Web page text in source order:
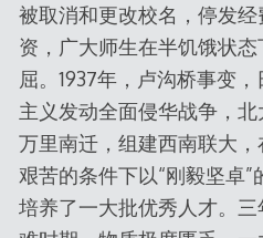
被取消和更改校名，停发经
资，广大师生在半饥饿状
屈。1937年，卢沟桥事变
主义发动全面侵华战争，
万里南迁，组建西南联大，
艰苦的条件下以“刚毅坚卓”
培养了一大批优秀人才。三